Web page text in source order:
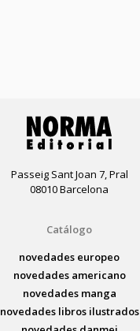
Passeig Sant Joan 7, Pral
08010 Barcelona
Catálogo
novedades europeo
novedades americano
novedades manga
novedades libros ilustrados